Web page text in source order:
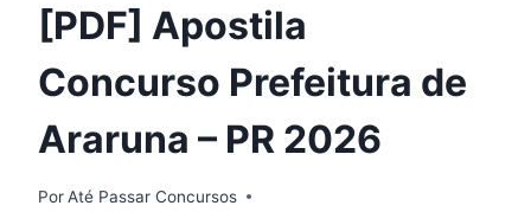
[PDF] Apostila
Concurso Prefeitura de
Araruna – PR 2026
PorAté Passar Concursos